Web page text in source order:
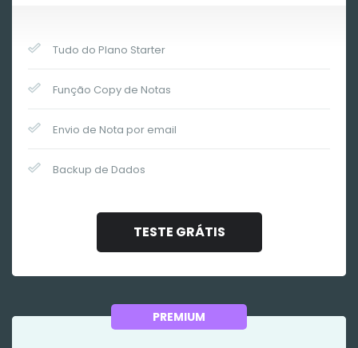
Tudo do Plano Starter
Função Copy de Notas
Envio de Nota por email
Backup de Dados
TESTE GRÁTIS
PREMIUM